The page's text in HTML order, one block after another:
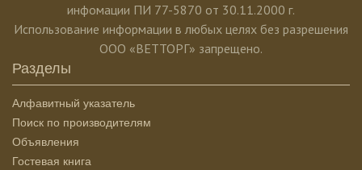
инфомации ПИ 77-5870 от 30.11.2000 г.
Использование информации в любых целях без разрешения
ООО «ВЕТТОРГ» запрещено.
Разделы
Алфавитный указатель
Поиск по производителям
Объявления
Гостевая книга